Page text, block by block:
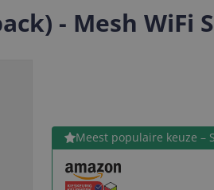
Er zijn
Er zijn
- Mesh WiFi
Meest populaire keuze –
Bekijk product